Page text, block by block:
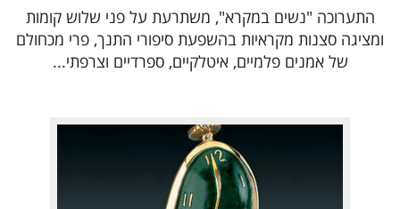
התערוכה "נשים במקרא", משתרעת על פני שלוש קומות
ומציגה סצנות מקראיות בהשפעת סיפורי התנך, פרי מכחולם
של אמנים פלמיים, איטלקיים, ספרדיים וצרפתי...